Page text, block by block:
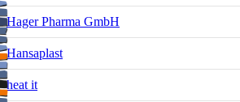
Hager Pharma GmbH
Hansaplast
heat it